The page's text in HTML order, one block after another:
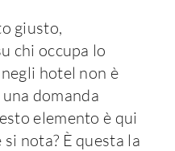
giusto,
chi occupa lo
hotel non è
domanda
elemento è qui
nota? È questa la